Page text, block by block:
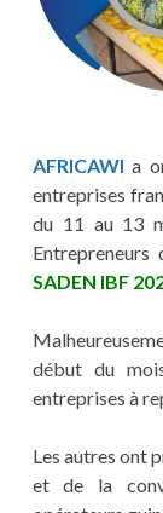
AFRICAWI a
entreprises
du 11 au 13
SADEN IBF
début du
entreprises à
Les autres ont
et de la